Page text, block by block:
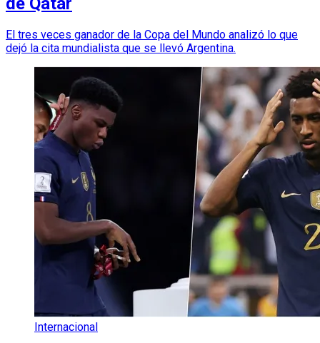
El tres veces ganador de la Copa del Mundo analizó lo que
dejó la cita mundialista que se llevó Argentina.
Internacional